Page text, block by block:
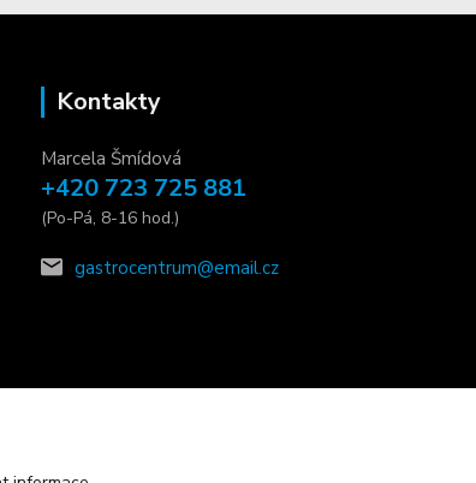
Kontakty
Marcela Šmídová
+420 723 725 881
(Po-Pá, 8-16 hod.)
gastrocentrum@email.cz